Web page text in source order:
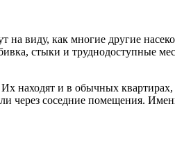
на виду, как многие другие
стыки и труднодоступные
находят и в обычных
через соседние помещения.